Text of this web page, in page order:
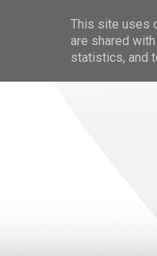
This site uses
are shared
statistics, and